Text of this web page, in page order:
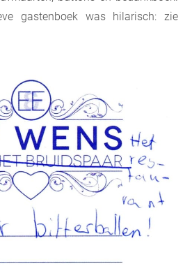
gastenboek was hilarisch: zie